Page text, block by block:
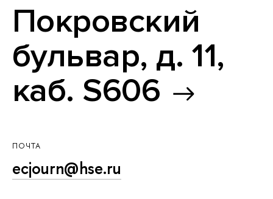
Покровский
бульвар, д. 11,
каб. S606
ПОЧТА
ecjourn@hse.ru